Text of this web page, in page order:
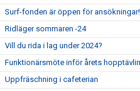
Surf-fonden är öppen för ansökningar!
Ridläger sommaren -24
Vill du rida i lag under 2024?
Funktionärsmöte inför årets
Uppfräschning i cafeterian